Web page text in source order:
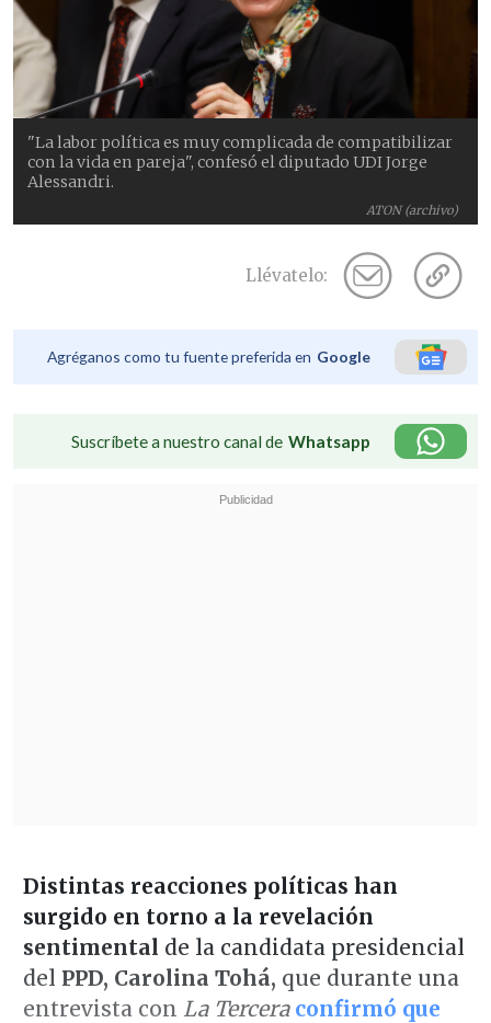
ATON (archivo)
"La labor política es muy complicada de compatibilizar
con la vida en pareja", confesó el diputado UDI Jorge
Alessandri.
Llévatelo:
Agréganos como tu fuente preferida en Google
Suscríbete a nuestro canal de Whatsapp
Distintas reacciones políticas han
surgido en torno a la revelación
sentimental de la candidata presidencial
del PPD, Carolina Tohá, que durante una
entrevista con La Tercera confirmó que